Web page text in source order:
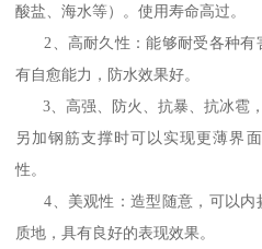
酸盐、海水等）。使用寿命高过。
2、高耐久性：能够耐受各种有
有自愈能力，防水效果好。
3、高强、防火、抗暴、抗冰雹
另加钢筋支撑时可以实现更薄界
性。
4、美观性：造型随意，可以内
质地，具有良好的表现效果。